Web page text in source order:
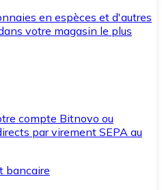
en espèces et d'autres
votre magasin le plus
compte Bitnovo ou
par virement SEPA au
bancaire